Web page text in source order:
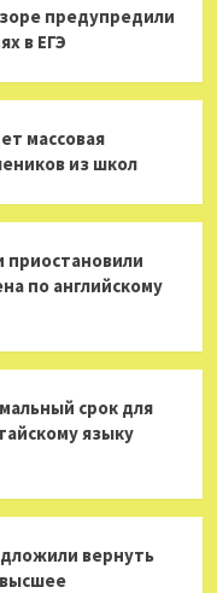
предупредили
в ЕГЭ
массовая
из школ
приостановили
по английскому
срок для
языку
вернуть